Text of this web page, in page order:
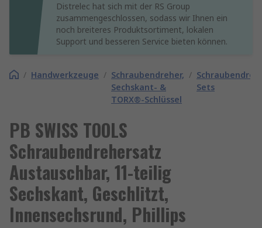
Distrelec hat sich mit der RS Group
zusammengeschlossen, sodass wir Ihnen ein
noch breiteres Produktsortiment, lokalen
Support und besseren Service bieten können.
/ Handwerkzeuge / Schraubendreher,
Sechskant- &
TORX®-Schlüssel
/
Sets
PB SWISS TOOLS
Schraubendrehersatz
Austauschbar, 11-teilig
Sechskant, Geschlitzt,
Innensechsrund, Phillips